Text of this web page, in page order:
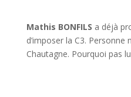
Mathis BONFILS a déjà
d’imposer la C3. Personne
Chautagne. Pourquoi pas